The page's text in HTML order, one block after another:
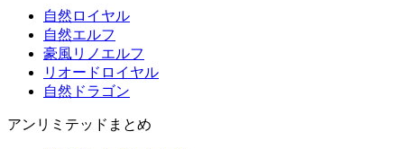
自然ロイヤル
自然エルフ
豪風リノエルフ
リオードロイヤル
自然ドラゴン
アンリミテッドまとめ